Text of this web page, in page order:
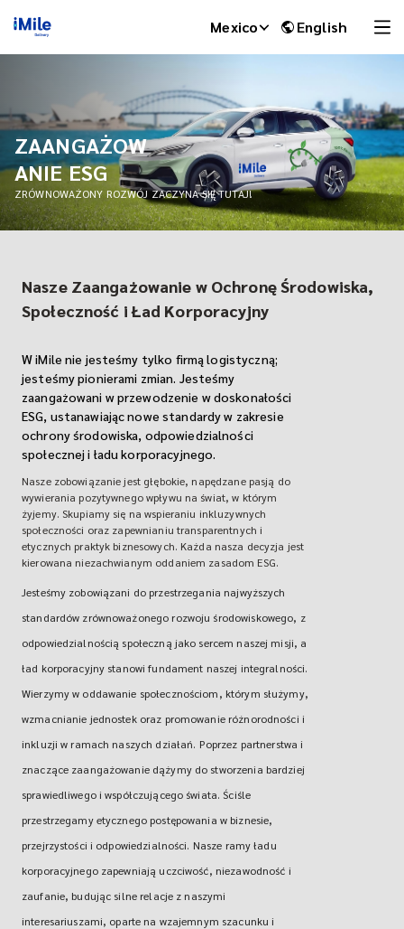
Mexico English
ZAANGAŻOW
ANIE ESG
ZRÓWNOWAŻONY ROZWÓJ ZACZYNA SIĘ TUTAJ!
Nasze Zaangażowanie w Ochronę Środowiska,
Społeczność i Ład Korporacyjny
W iMile nie jesteśmy tylko firmą logistyczną;
jesteśmy pionierami zmian. Jesteśmy
zaangażowani w przewodzenie w doskonałości
ESG, ustanawiając nowe standardy w zakresie
ochrony środowiska, odpowiedzialności
społecznej i ładu korporacyjnego.
Nasze zobowiązanie jest głębokie, napędzane pasją do
wywierania pozytywnego wpływu na świat, w którym
żyjemy. Skupiamy się na wspieraniu inkluzywnych
społeczności oraz zapewnianiu transparentnych i
etycznych praktyk biznesowych. Każda nasza decyzja jest
kierowana niezachwianym oddaniem zasadom ESG.
Jesteśmy zobowiązani do przestrzegania najwyższych
standardów zrównoważonego rozwoju środowiskowego, z
odpowiedzialnością społeczną jako sercem naszej misji, a
ład korporacyjny stanowi fundament naszej integralności.
Wierzymy w oddawanie społecznościom, którym służymy,
wzmacnianie jednostek oraz promowanie różnorodności i
inkluzji w ramach naszych działań. Poprzez partnerstwa i
znaczące zaangażowanie dążymy do stworzenia bardziej
sprawiedliwego i współczującego świata. Ściśle
przestrzegamy etycznego postępowania w biznesie,
przejrzystości i odpowiedzialności. Nasze ramy ładu
korporacyjnego zapewniają uczciwość, niezawodność i
zaufanie, budując silne relacje z naszymi
interesariuszami, oparte na wzajemnym szacunku i
iMile Chat